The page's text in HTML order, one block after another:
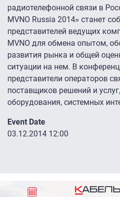
радиотелефонной связи в
MVNO Russia 2014» станет
представителей ведущих
MVNO для обмена опытом,
развития рынка и общей
ситуации на нем. В
представители операторов
поставщиков решений и
оборудования, системных
Event Date
03.12.2014 12:00